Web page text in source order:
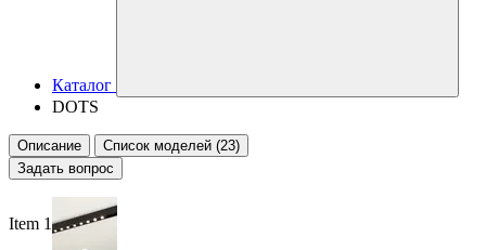
Каталог
DOTS
Описание
Список моделей (23)
Задать вопрос
Item 1 of 3